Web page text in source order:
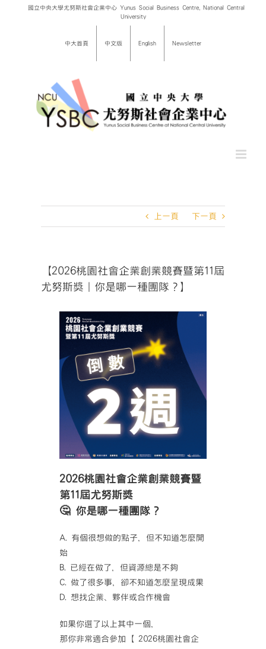
國立中央大學尤努斯社會企業中心 Yunus Social Business Centre, National Central
University
中大首頁 中文版 English Newsletter
上一頁 下一頁
【2026桃園社會企業創業競賽暨第11屆
尤努斯獎｜你是哪一種團隊？】
2026桃園社會企業創業競賽暨
第11屆尤努斯獎
🤔 你是哪一種團隊？
A. 有個很想做的點子，但不知道怎麼開
始
B. 已經在做了，但資源總是不夠
C. 做了很多事，卻不知道怎麼呈現成果
D. 想找企業、夥伴或合作機會
如果你選了以上其中一個，
那你非常適合參加【 2026桃園社會企